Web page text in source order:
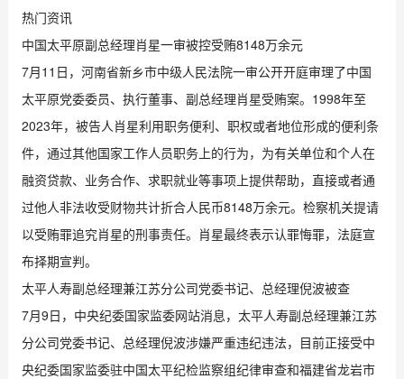
热门资讯
中国太平原副总经理肖星一审被控受贿8148万余元
7月11日，河南省新乡市中级人民法院一审公开开庭审理了中国
太平原党委委员、执行董事、副总经理肖星受贿案。1998年至
2023年，被告人肖星利用职务便利、职权或者地位形成的便利条
件，通过其他国家工作人员职务上的行为，为有关单位和个人在
融资贷款、业务合作、求职就业等事项上提供帮助，直接或者通
过他人非法收受财物共计折合人民币8148万余元。检察机关提请
以受贿罪追究肖星的刑事责任。肖星最终表示认罪悔罪，法庭宣
布择期宣判。
太平人寿副总经理兼江苏分公司党委书记、总经理倪波被查
7月9日，中央纪委国家监委网站消息，太平人寿副总经理兼江苏
分公司党委书记、总经理倪波涉嫌严重违纪违法，目前正接受中
央纪委国家监委驻中国太平纪检监察组纪律审查和福建省龙岩市